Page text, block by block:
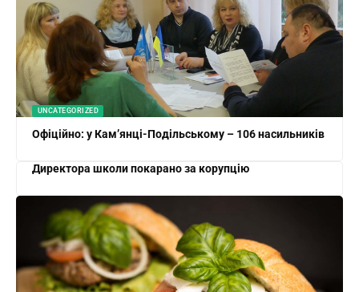
UNCATEGORIZED
Офіційно: у Кам’янці-Подільському – 106 насильників
Директора школи покарано за корупцію